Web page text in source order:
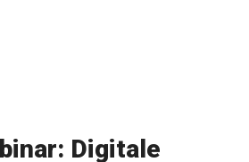
Digitale